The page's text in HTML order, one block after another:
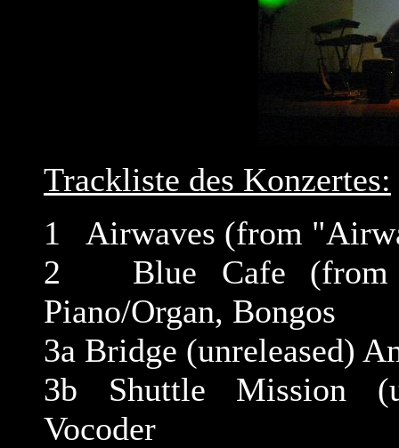
Trackliste des Konzertes:
1 Airwaves (from
2 Blue Cafe (from
Piano/Organ, Bongos
3a Bridge (unreleased)
3b Shuttle Mission
Vocoder